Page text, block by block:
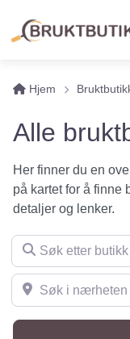
Hjem
Alle
Her finner du en
på kartet for å finne
detaljer og lenker.
Søk etter butikk
Søk i nærheten